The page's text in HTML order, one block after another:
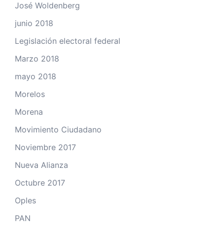
José Woldenberg
junio 2018
Legislación electoral federal
Marzo 2018
mayo 2018
Morelos
Morena
Movimiento Ciudadano
Noviembre 2017
Nueva Alianza
Octubre 2017
Oples
PAN